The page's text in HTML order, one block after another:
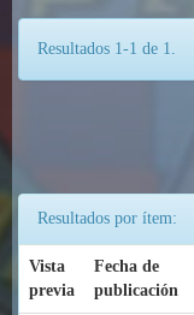
Resultados 1-1 de 1.
Resultados por ítem:
Vista
previa
Fecha de
publicación